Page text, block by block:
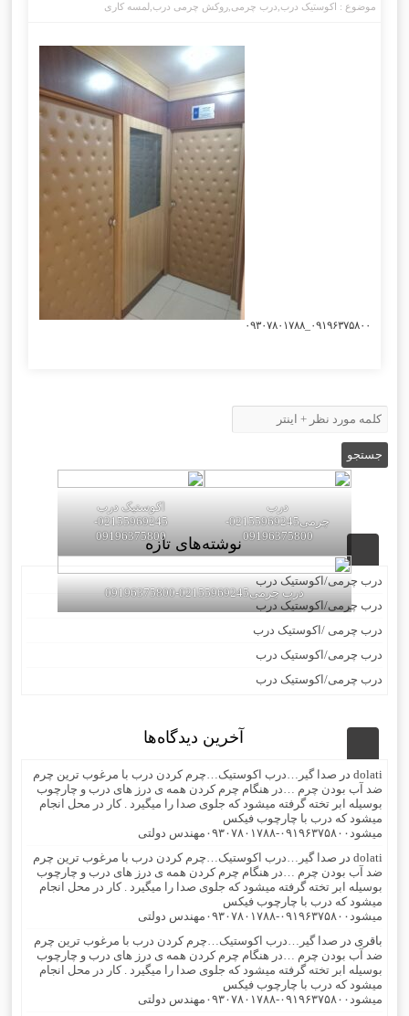
موضوع : اکوستیک درب درب چرمی ,روکش چرمی درب لمسه کاری
۰۹۱۹۶۳۷۵۸۰۰_۰۹۳۰۷۸۰۱۷۸۸
درب
چرمی02155969245-
09196375800
اکوستیک درب
02155969245-
09196375800
درب چرمی02155969245-09196375800
نوشته‌های تازه
درب چرمی/اکوستیک درب
درب چرمی/اکوستیک درب
درب چرمی /اکوستیک درب
درب چرمی/اکوستیک درب
درب چرمی/اکوستیک درب
آخرین دیدگاه‌ها
dolati در صدا گیر…درب اکوستیک…چرم کردن درب با مرغوب ترین چرم
ضد آب بودن چرم …در هنگام چرم کردن همه ی درز های درب و چارچوب
بوسیله ابر تخته گرفته میشود که جلوی صدا را میگیرد . کار در محل انجام
میشود که درب با چارچوب فیکس
میشود۰۹۱۹۶۳۷۵۸۰۰-۰۹۳۰۷۸۰۱۷۸۸مهندس دولتی
dolati در صدا گیر…درب اکوستیک…چرم کردن درب با مرغوب ترین چرم
ضد آب بودن چرم …در هنگام چرم کردن همه ی درز های درب و چارچوب
بوسیله ابر تخته گرفته میشود که جلوی صدا را میگیرد . کار در محل انجام
میشود که درب با چارچوب فیکس
میشود۰۹۱۹۶۳۷۵۸۰۰-۰۹۳۰۷۸۰۱۷۸۸مهندس دولتی
باقری در صدا گیر…درب اکوستیک…چرم کردن درب با مرغوب ترین چرم
ضد آب بودن چرم …در هنگام چرم کردن همه ی درز های درب و چارچوب
بوسیله ابر تخته گرفته میشود که جلوی صدا را میگیرد . کار در محل انجام
میشود که درب با چارچوب فیکس
میشود۰۹۱۹۶۳۷۵۸۰۰-۰۹۳۰۷۸۰۱۷۸۸مهندس دولتی